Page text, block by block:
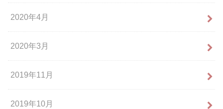
2020年4月
2020年3月
2019年11月
2019年10月